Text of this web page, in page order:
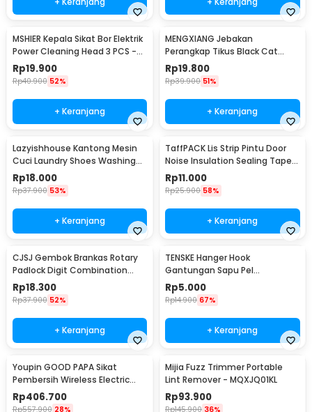
MSHIER Kepala Sikat Bor Elektrik
Power Cleaning Head 3 PCS -
DB003
Rp19.900
Rp40.900 52%
+ Keranjang
MENGXIANG Jebakan
Perangkap Tikus Black Cat
Mousetrap 2 PCS - JB56
Rp19.800
Rp39.900 51%
+ Keranjang
Lazyishhouse Kantong Mesin
Cuci Laundry Shoes Washing
Mesh Bag - 62319
Rp18.000
Rp37.900 53%
+ Keranjang
TaffPACK Lis Strip Pintu Door
Noise Insulation Sealing Tape
5Mx3cm - B35
Rp11.000
Rp25.900 58%
+ Keranjang
CJSJ Gembok Brankas Rotary
Padlock Digit Combination
Padlock - CH-209
Rp18.300
Rp37.900 52%
+ Keranjang
TENSKE Hanger Hook
Gantungan Sapu Pel
Multifungsi 1 PCS - GF-016
Rp5.000
Rp14.900 67%
+ Keranjang
Youpin GOOD PAPA Sikat
Pembersih Wireless Electric
Cleaning - CL99
Rp406.700
Rp557.900 28%
Mijia Fuzz Trimmer Portable
Lint Remover - MQXJQ01KL
Rp93.900
Rp145.900 36%